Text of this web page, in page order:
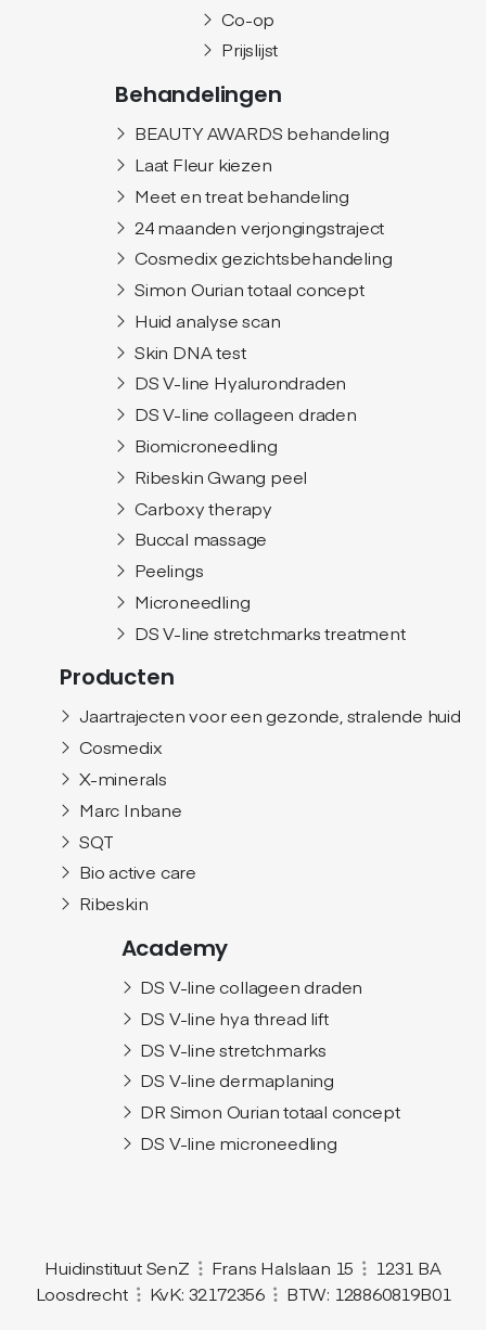
Co-op
Prijslijst
Behandelingen
BEAUTY AWARDS behandeling
Laat Fleur kiezen
Meet en treat behandeling
24 maanden verjongingstraject
Cosmedix gezichtsbehandeling
Simon Ourian totaal concept
Huid analyse scan
Skin DNA test
DS V-line Hyalurondraden
DS V-line collageen draden
Biomicroneedling
Ribeskin Gwang peel
Carboxy therapy
Buccal massage
Peelings
Microneedling
DS V-line stretchmarks treatment
Producten
Jaartrajecten voor een gezonde, stralende huid
Cosmedix
X-minerals
Marc Inbane
SQT
Bio active care
Ribeskin
Academy
DS V-line collageen draden
DS V-line hya thread lift
DS V-line stretchmarks
DS V-line dermaplaning
DR Simon Ourian totaal concept
DS V-line microneedling
Huidinstituut SenZ Frans Halslaan 15
1231 BA
Loosdrecht
KvK: 32172356
BTW: 128860819B01